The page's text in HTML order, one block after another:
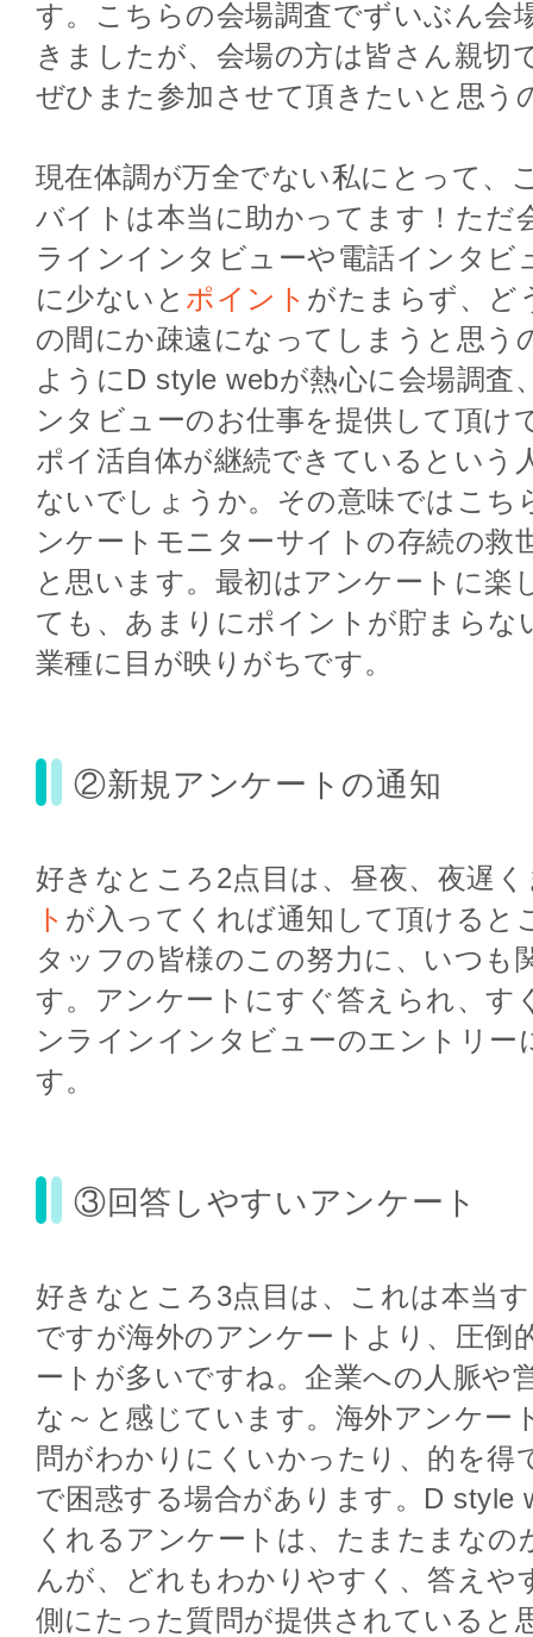
す。こちらの会場調査でずいぶん会
きましたが、会場の方は皆さん親切
ぜひまた参加させて頂きたいと思う
現在体調が万全でない私にとって、
バイトは本当に助かってます！ただ
ラインインタビューや電話インタビ
に少ないと ポイント がたまらず、ど
の間にか疎遠になってしまうと思う
ようにD style webが熱心に会場調査
ンタビューのお仕事を提供して頂け
ポイ活自体が継続できているという
ないでしょうか。その意味ではこち
ンケートモニターサイトの存続の救
と思います。最初はアンケートに楽
ても、あまりにポイントが貯まらな
業種に目が映りがちです。
②新規アンケートの通知
好きなところ2点目は、昼夜、夜遅
ト が入ってくれば通知して頂けると
タッフの皆様のこの努力に、いつも
す。アンケートにすぐ答えられ、す
ンラインインタビューのエントリー
す。
③回答しやすいアンケート
好きなところ3点目は、これは本当
ですが海外のアンケートより、圧倒
ートが多いですね。企業への人脈や
な～と感じています。海外アンケー
問がわかりにくいかったり、的を得
で困惑する場合があります。D style
くれるアンケートは、たまたまなの
んが、どれもわかりやすく、答えや
側にたった質問が提供されていると